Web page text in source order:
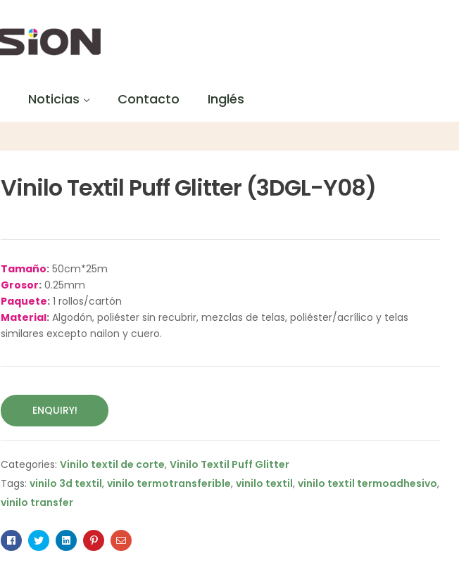
Noticias Contacto Inglés
Vinilo Textil Puff Glitter (3DGL-Y08)
Tamaño:50cm*25m
Grosor:0.25mm
Paquete:1 rollos/cartón
Material:Algodón, poliéster sin recubrir, mezclas de telas, poliéster/acrílico y telas
similares excepto nailon y cuero.
ENQUIRY!
Categories: Vinilo textil de corte, Vinilo Textil Puff Glitter
Tags: vinilo 3d textil, vinilo termotransferible, vinilo textil, vinilo textil termoadhesivo,
vinilo transfer
Facebook
TwitterLinkedinPinterestEmail